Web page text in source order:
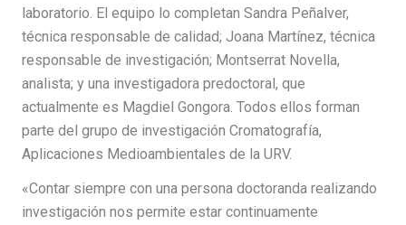
laboratorio. El equipo lo completan Sandra Peñalver,
técnica responsable de calidad; Joana Martínez, técnica
responsable de investigación; Montserrat Novella,
analista; y una investigadora predoctoral, que
actualmente es Magdiel Gongora. Todos ellos forman
parte del grupo de investigación Cromatografía,
Aplicaciones Medioambientales de la URV.
«Contar siempre con una persona doctoranda realizando
investigación nos permite estar continuamente